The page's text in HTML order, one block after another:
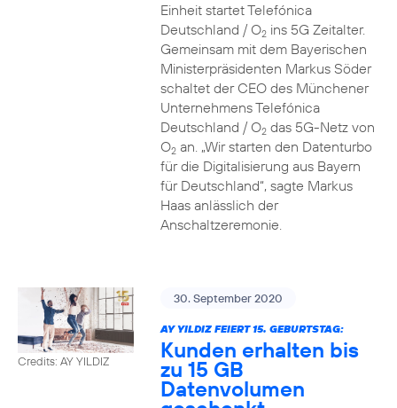
Einheit startet Telefónica
Deutschland / O2ins 5G Zeitalter.
Gemeinsam mit dem Bayerischen
Ministerpräsidenten Markus Söder
schaltet der CEO des Münchener
Unternehmens Telefónica
Deutschland / O2das 5G-Netz von
O2an. „Wir starten den Datenturbo
für die Digitalisierung aus Bayern
für Deutschland“, sagte Markus
Haas anlässlich der
Anschaltzeremonie.
Credits: AY YILDIZ
30. September 2020
AY YILDIZ FEIERT 15. GEBURTSTAG:
Kunden erhalten bis
zu 15 GB
Datenvolumen